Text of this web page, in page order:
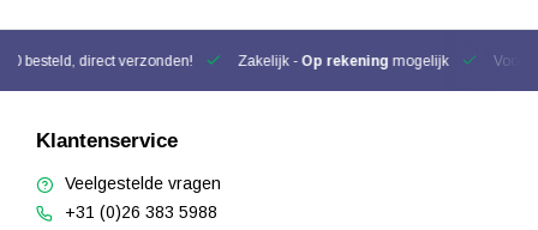
besteld, direct verzonden! Zakelijk - Op rekening mogelijk Voor
Klantenservice
Veelgestelde vragen
+31 (0)26 383 5988